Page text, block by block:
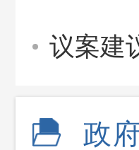
议案建
政